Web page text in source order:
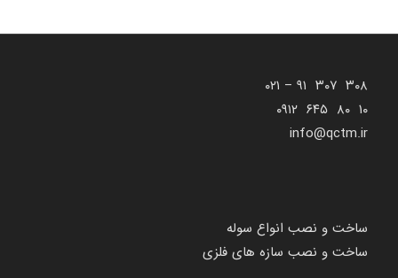
۳۰۸ ۳۰۷ ۹۱ – ۰۲۱
۱۰ ۸۰ ۶۴۵ ۰۹۱۲
info@qctm.ir
ساخت و نصب انواع سوله
ساخت و نصب سازه های فلزی